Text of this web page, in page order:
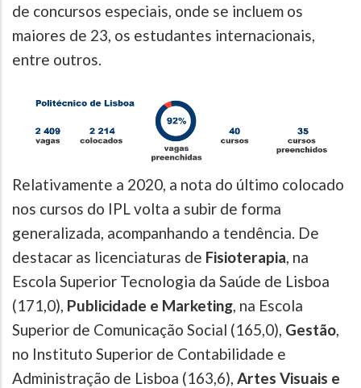
de concursos especiais, onde se incluem os
maiores de 23, os estudantes internacionais,
entre outros.
Image
Relativamente a 2020, a nota do último colocado
nos cursos do IPL volta a subir de forma
generalizada, acompanhando a tendência. De
destacar as licenciaturas de Fisioterapia, na
Escola Superior Tecnologia da Saúde de Lisboa
(171,0), Publicidade e Marketing, na Escola
Superior de Comunicação Social (165,0), Gestão,
no Instituto Superior de Contabilidade e
Administração de Lisboa (163,6), Artes Visuais e